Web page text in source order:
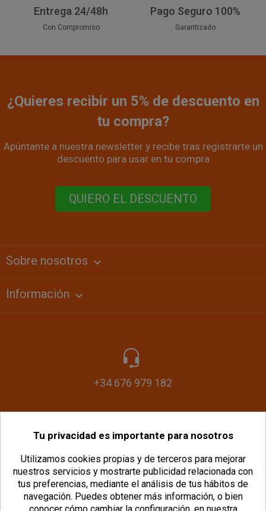
Entrega 24/48h
Con Compromiso
Pago Seguro 100%
Garantizado
¿Quieres recibir un 5% de descuento en
tu compra?
Apúntante a nuestra newsletter y recibe tras registrarte un
descuento para usar en tu compra
QUIERO EL DESCUENTO
Sobre nosotros keyboard_arrow_down
Información 
+34 676 979 182
info@plasticomania.com
Tu privacidad es importante para nosotros
Utilizamos cookies propias y de terceros para mejorar
nuestros servicios y mostrarte publicidad relacionada con
tus preferencias, mediante el análisis de tus hábitos de
navegación. Puedes obtener más información, o bien
conocer cómo cambiar la configuración, en nuestra